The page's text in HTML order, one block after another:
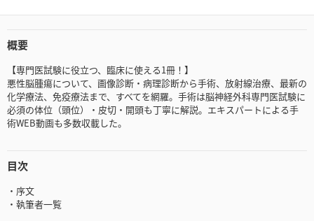
概要
【専門医試験に役立つ、臨床に使える1冊！】
悪性脳腫瘍について、画像診断・病理診断から手術、放射線治療、最新の
化学療法、免疫療法まで、すべてを網羅。手術は脳神経外科専門医試験に
必須の体位（頭位）・皮切・開頭も丁寧に解説。エキスパートによる手
術WEB動画も多数収載した。
目次
・序文
・執筆者一覧